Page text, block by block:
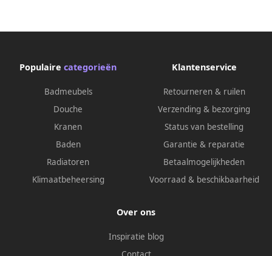
Populaire categorieën
Badmeubels
Douche
Kranen
Baden
Radiatoren
Klimaatbeheersing
Klantenservice
Retourneren & ruilen
Verzending & bezorging
Status van bestelling
Garantie & reparatie
Betaalmogelijkheden
Voorraad & beschikbaarheid
Over ons
Inspiratie blog